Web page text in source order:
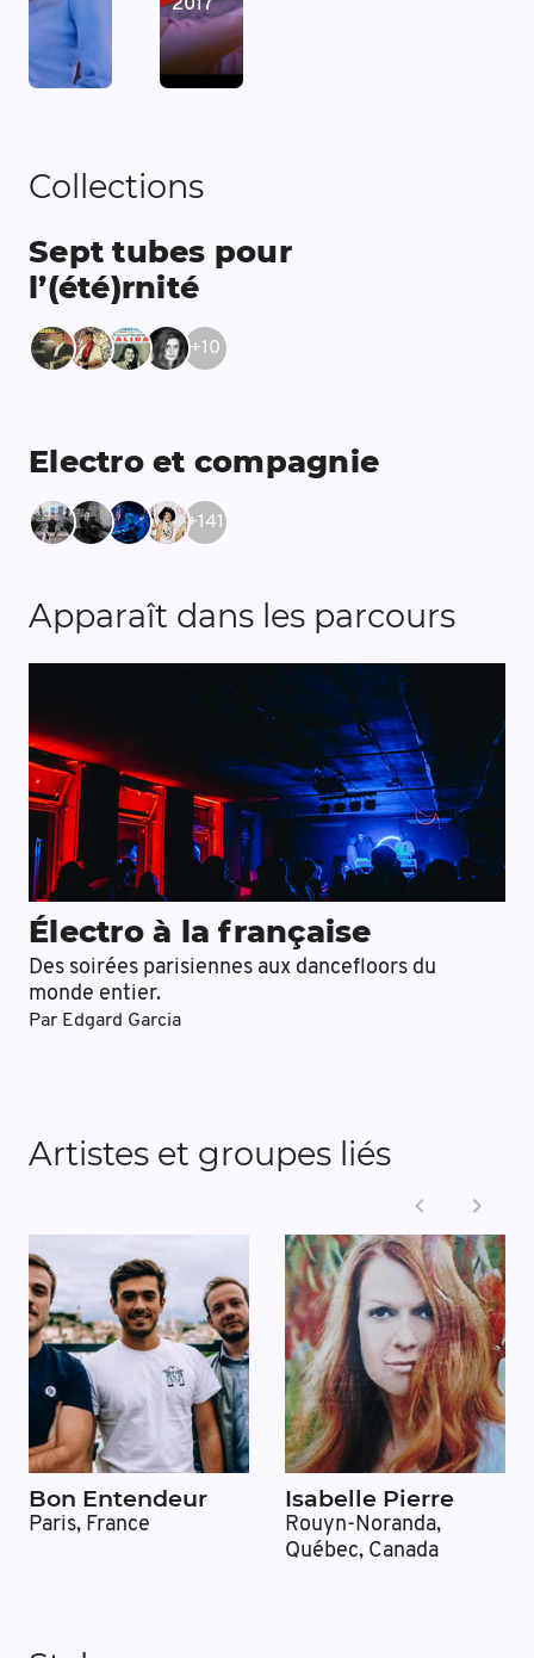
2017
Collections
Sept tubes pour
l’(été)rnité
+10
Electro et compagnie
+141
Apparaît dans les parcours
Électro à la française
Des soirées parisiennes aux dancefloors du
monde entier.
Par Edgard Garcia
Artistes et groupes liés
Bon Entendeur
Paris, France
Isabelle Pierre
Rouyn-Noranda,
Québec, Canada